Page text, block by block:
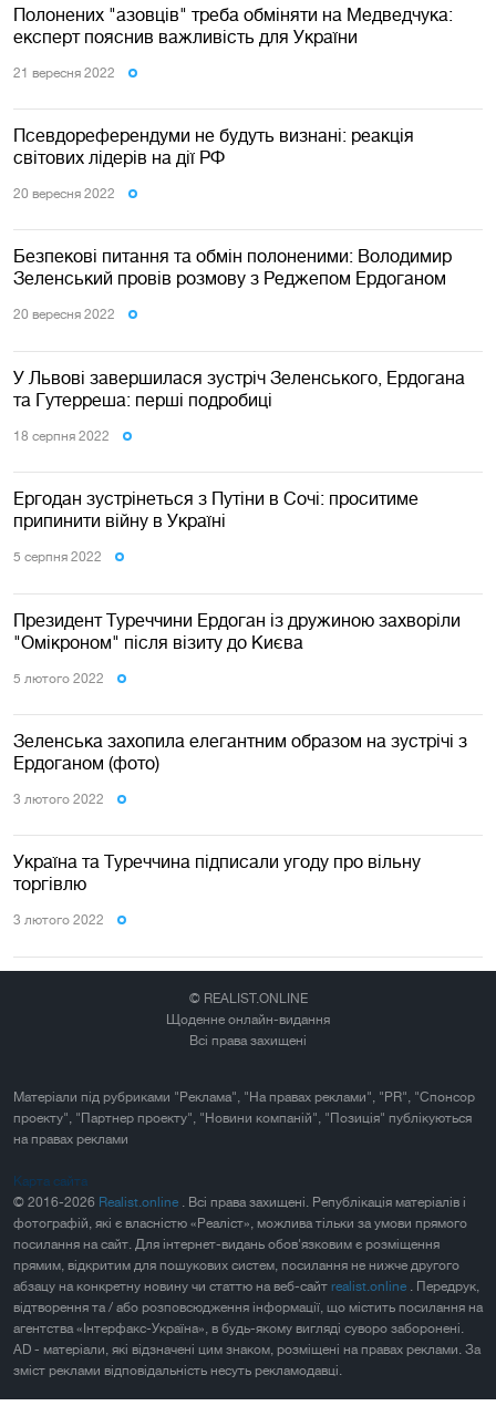
Полонених "азовців" треба обміняти на Медведчука:
експерт пояснив важливість для України
21 вересня 2022
Псевдореферендуми не будуть визнані: реакція
світових лідерів на дії РФ
20 вересня 2022
Безпекові питання та обмін полоненими: Володимир
Зеленський провів розмову з Реджепом Ердоганом
20 вересня 2022
У Львові завершилася зустріч Зеленського, Ердогана
та Гутерреша: перші подробиці
18 серпня 2022
Ергодан зустрінеться з Путіни в Сочі: проситиме
припинити війну в Україні
5 серпня 2022
Президент Туреччини Ердоган із дружиною захворіли
"Омікроном" після візиту до Києва
5 лютого 2022
Зеленська захопила елегантним образом на зустрічі з
Ердоганом (фото)
3 лютого 2022
Україна та Туреччина підписали угоду про вільну
торгівлю
3 лютого 2022
© REALIST.ONLINE
Щоденне онлайн-видання
Всі права захищені
Матеріали під рубриками "Реклама", "На правах реклами", "PR", "Спонсор
проекту", "Партнер проекту", "Новини компаній", "Позиція" публікуються
на правах реклами
Карта сайта
© 2016-2026 Realist.online
. Всі права захищені. Републікація матеріалів і
фотографій, які є власністю «Реаліст», можлива тільки за умови прямого
посилання на сайт. Для інтернет-видань обов'язковим є розміщення
прямим, відкритим для пошукових систем, посилання не нижче другого
абзацу на конкретну новину чи статтю на веб-сайт realist.online
. Передрук,
відтворення та / або розповсюдження інформації, що містить посилання на
агентства «Інтерфакс-Україна», в будь-якому вигляді суворо заборонені.
AD - матеріали, які відзначені цим знаком, розміщені на правах реклами. За
зміст реклами відповідальність несуть рекламодавці.